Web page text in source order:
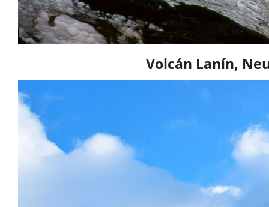
Volcán Lanín,